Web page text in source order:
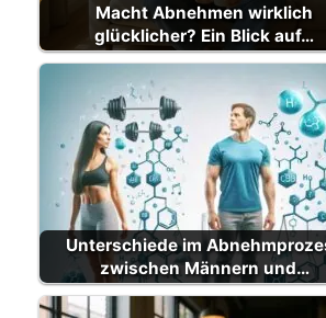
Macht Abnehmen wirklich
glücklicher? Ein Blick auf…
Unterschiede im
zwischen Männern und…